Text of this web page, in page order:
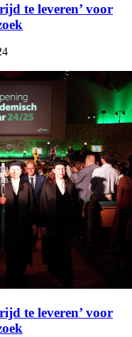
te leveren’ voor
te leveren’ voor